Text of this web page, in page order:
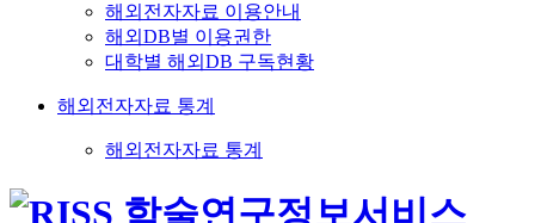
해외전자자료 이용안내
해외DB별 이용권한
대학별 해외DB 구독현황
해외전자자료 통계
해외전자자료 통계